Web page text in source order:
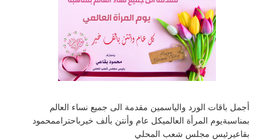
أجمل باقات الورد والياسمين مقدمة الى جميع نساء العالم
بمناسبةيوم المرأة العالميكل عام وأنتن بألف خيرباحتراممحمود
بقاعيرئيس مجلس شعب المحلي